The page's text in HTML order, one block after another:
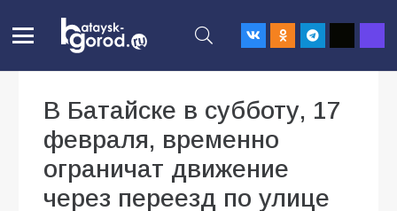
В Батайске в субботу, 17
февраля, временно
ограничат движение
через переезд по улице